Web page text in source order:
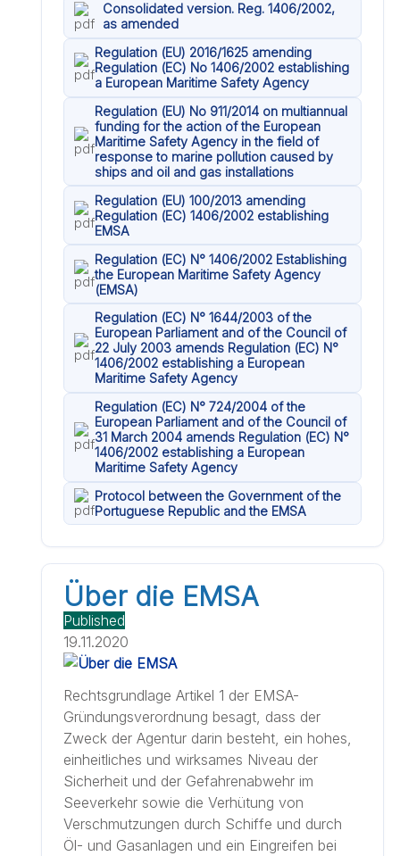
Consolidated version. Reg. 1406/2002,
as amended
Regulation (EU) 2016/1625 amending
Regulation (EC) No 1406/2002 establishing
a European Maritime Safety Agency
Regulation (EU) No 911/2014 on multiannual
funding for the action of the European
Maritime Safety Agency in the field of
response to marine pollution caused by
ships and oil and gas installations
Regulation (EU) 100/2013 amending
Regulation (EC) 1406/2002 establishing
EMSA
Regulation (EC) N° 1406/2002 Establishing
the European Maritime Safety Agency
(EMSA)
Regulation (EC) N° 1644/2003 of the
European Parliament and of the Council of
22 July 2003 amends Regulation (EC) N°
1406/2002 establishing a European
Maritime Safety Agency
Regulation (EC) N° 724/2004 of the
European Parliament and of the Council of
31 March 2004 amends Regulation (EC) N°
1406/2002 establishing a European
Maritime Safety Agency
Protocol between the Government of the
Portuguese Republic and the EMSA
Über die EMSA
Published
19.11.2020
Rechtsgrundlage Artikel 1 der EMSA-
Gründungsverordnung besagt, dass der
Zweck der Agentur darin besteht, ein hohes,
einheitliches und wirksames Niveau der
Sicherheit und der Gefahrenabwehr im
Seeverkehr sowie die Verhütung von
Verschmutzungen durch Schiffe und durch
Öl- und Gasanlagen und ein Eingreifen bei